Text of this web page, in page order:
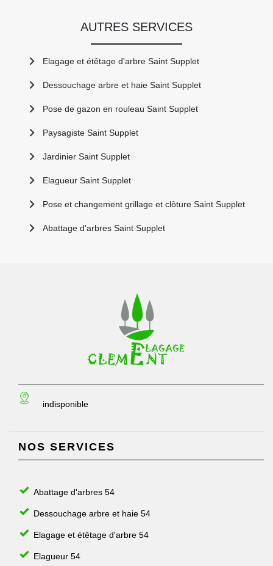
AUTRES SERVICES
Elagage et étêtage d'arbre Saint Supplet
Dessouchage arbre et haie Saint Supplet
Pose de gazon en rouleau Saint Supplet
Paysagiste Saint Supplet
Jardinier Saint Supplet
Elagueur Saint Supplet
Pose et changement grillage et clôture Saint Supplet
Abattage d'arbres Saint Supplet
indisponible
NOS SERVICES
Abattage d'arbres 54
Dessouchage arbre et haie 54
Elagage et étêtage d'arbre 54
Elagueur 54